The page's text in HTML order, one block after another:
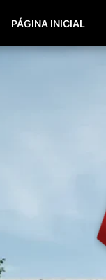
PÁGINA INICIAL